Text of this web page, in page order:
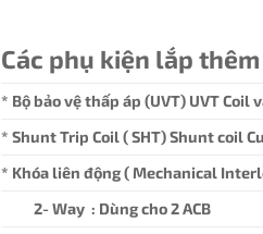
Các phụ kiện lắp
* Bộ bảo vệ thấp áp (UVT) UVT Coil
* Shunt Trip Coil ( SHT) Shunt coil
* Khóa liên động ( Mechanical
2- Way : Dùng cho 2 ACB